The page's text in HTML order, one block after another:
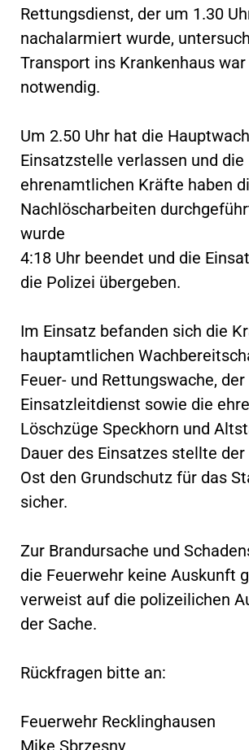
Rettungsdienst, der um 1.30
nachalarmiert wurde,
Transport ins Krankenhaus
notwendig.
Um 2.50 Uhr hat die
Einsatzstelle verlassen und die
ehrenamtlichen Kräfte haben
Nachlöscharbeiten
wurde
4:18 Uhr beendet und die
die Polizei übergeben.
Im Einsatz befanden sich die
hauptamtlichen
Feuer- und Rettungswache, der
Einsatzleitdienst sowie die
Löschzüge Speckhorn und
Dauer des Einsatzes stellte der
Ost den Grundschutz für das
sicher.
Zur Brandursache und
die Feuerwehr keine Auskunft
verweist auf die polizeilichen
der Sache.
Rückfragen bitte an:
Feuerwehr Recklinghausen
Mike Sbrzesny